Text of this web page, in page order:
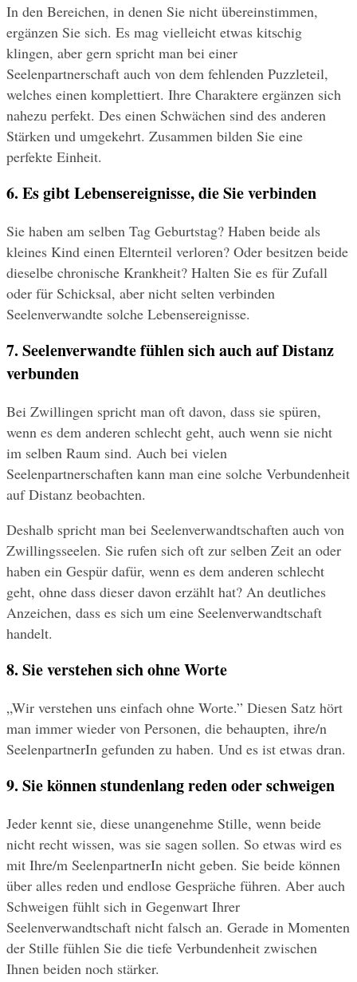
In den Bereichen, in denen Sie nicht übereinstimmen,
ergänzen Sie sich. Es mag vielleicht etwas kitschig
klingen, aber gern spricht man bei einer
Seelenpartnerschaft auch von dem fehlenden Puzzleteil,
welches einen komplettiert. Ihre Charaktere ergänzen sich
nahezu perfekt. Des einen Schwächen sind des anderen
Stärken und umgekehrt. Zusammen bilden Sie eine
perfekte Einheit.
6. Es gibt Lebensereignisse, die Sie verbinden
Sie haben am selben Tag Geburtstag? Haben beide als
kleines Kind einen Elternteil verloren? Oder besitzen beide
dieselbe chronische Krankheit? Halten Sie es für Zufall
oder für Schicksal, aber nicht selten verbinden
Seelenverwandte solche Lebensereignisse.
7. Seelenverwandte fühlen sich auch auf Distanz
verbunden
Bei Zwillingen spricht man oft davon, dass sie spüren,
wenn es dem anderen schlecht geht, auch wenn sie nicht
im selben Raum sind. Auch bei vielen
Seelenpartnerschaften kann man eine solche Verbundenheit
auf Distanz beobachten.
Deshalb spricht man bei Seelenverwandtschaften auch von
Zwillingsseelen. Sie rufen sich oft zur selben Zeit an oder
haben ein Gespür dafür, wenn es dem anderen schlecht
geht, ohne dass dieser davon erzählt hat? An deutliches
Anzeichen, dass es sich um eine Seelenverwandtschaft
handelt.
8. Sie verstehen sich ohne Worte
„Wir verstehen uns einfach ohne Worte.” Diesen Satz hört
man immer wieder von Personen, die behaupten, ihre/n
SeelenpartnerIn gefunden zu haben. Und es ist etwas dran.
9. Sie können stundenlang reden oder schweigen
Jeder kennt sie, diese unangenehme Stille, wenn beide
nicht recht wissen, was sie sagen sollen. So etwas wird es
mit Ihre/m SeelenpartnerIn nicht geben. Sie beide können
über alles reden und endlose Gespräche führen. Aber auch
Schweigen fühlt sich in Gegenwart Ihrer
Seelenverwandtschaft nicht falsch an. Gerade in Momenten
der Stille fühlen Sie die tiefe Verbundenheit zwischen
Ihnen beiden noch stärker.